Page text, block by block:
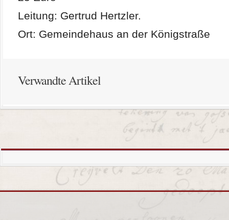
Leitung: Gertrud Hertzler.
Ort: Gemeindehaus an der Königstraße
Verwandte Artikel